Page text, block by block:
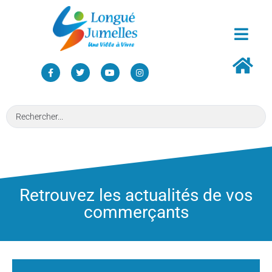
Retrouvez les actualités de vos
commerçants